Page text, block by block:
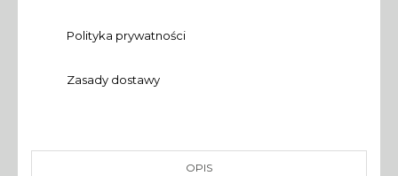
Polityka prywatności
Zasady dostawy
OPIS